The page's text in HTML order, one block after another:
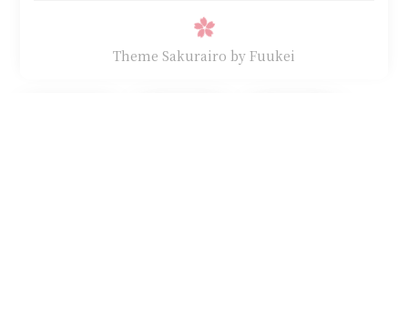
Theme Sakurairo by Fuukei